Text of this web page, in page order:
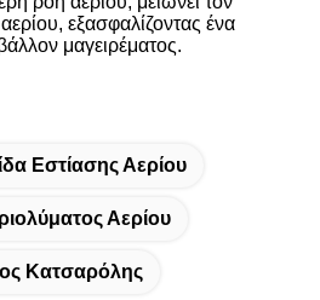
εξασφαλίζοντας ένα
μαγειρέματος.
Εστίασης Αερίου
Αερίου
Κατσαρόλης